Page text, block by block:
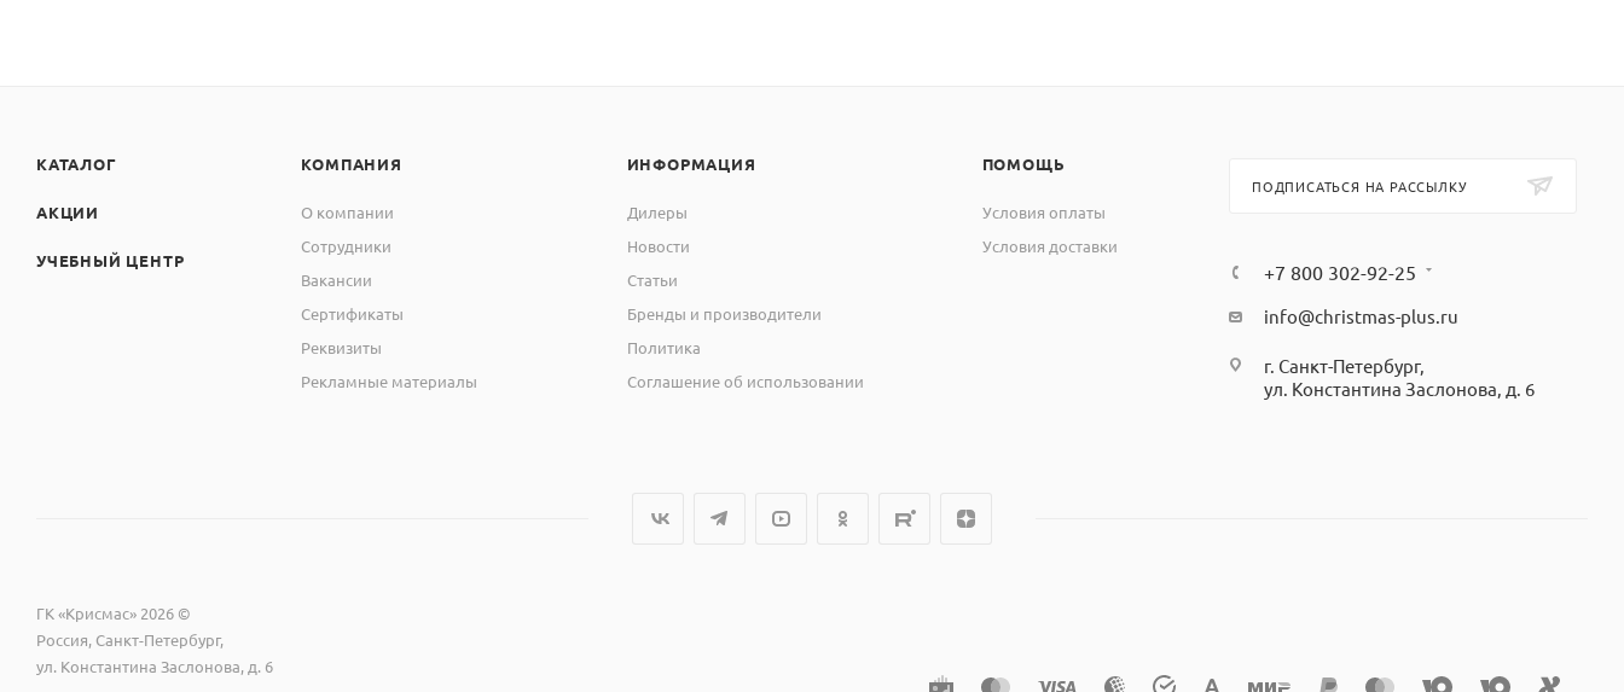
КАТАЛОГ
АКЦИИ
УЧЕБНЫЙ ЦЕНТР
КОМПАНИЯ
О компании
Сотрудники
Вакансии
Сертификаты
Реквизиты
Рекламные материалы
ИНФОРМАЦИЯ
Дилеры
Новости
Статьи
Бренды и производители
Политика
Соглашение об использовании
ПОМОЩЬ
Условия оплаты
Условия доставки
ПОДПИСАТЬСЯ НА РАССЫЛКУ
+7 800 302-92-25
info@christmas-plus.ru
г. Санкт-Петербург,
ул. Константина Заслонова, д. 6
ГК «Крисмас» 2026 ©
Россия, Санкт-Петербург,
ул. Константина Заслонова, д. 6